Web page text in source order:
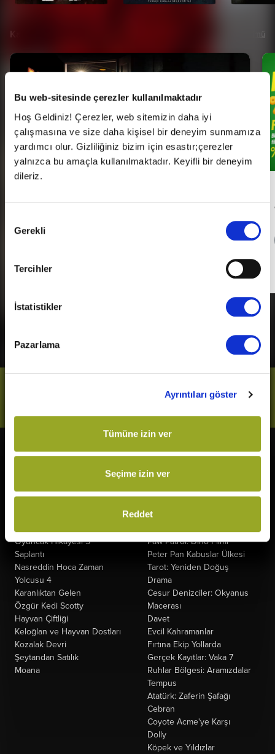
Bu web-sitesinde çerezler kullanılmaktadır
Hoş Geldiniz! Çerezler, web sitemizin daha iyi
çalışmasına ve size daha kişisel bir deneyim sunmamıza
yardımcı olur. Gizliliğiniz bizim için esastır;çerezler
yalnızca bu amaçla kullanılmaktadır. Keyifli bir deneyim
dileriz.
Seçimi
Gerekli
Tercihler
İstatistikler
Pazarlama
Ayrıntıları göster
Tümüne izin ver
Seçime izin ver
Reddet
Kampanyalar Tümü
Örümcek-Adam: Yepyeni Bir
Gün
Oyuncak Hikayesi 5
Saplantı
Nasreddin Hoca Zaman
Yolcusu 4
Karanlıktan Gelen
Özgür Kedi Scotty
Hayvan Çiftliği
Keloğlan ve Hayvan Dostları
Kozalak Devri
Şeytandan Satılık
Moana
Kurtuluş Projesi
Derin Dehşet
Kuyumcu
Paw Patrol: Dino Filmi
Peter Pan Kabuslar Ülkesi
Tarot: Yeniden Doğuş
Drama
Cesur Denizciler: Okyanus
Macerası
Davet
Evcil Kahramanlar
Fırtına Ekip Yollarda
Gerçek Kayıtlar: Vaka 7
Ruhlar Bölgesi: Aramızdalar
Tempus
Atatürk: Zaferin Şafağı
Cebran
Coyote Acme'ye Karşı
Dolly
Köpek ve Yıldızlar